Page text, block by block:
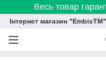
Весь товар
Інтернет магазин "EmbisTM"